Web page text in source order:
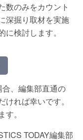
数のみをカウント
深掘り取材を実施
検討します。
、編集部直通の
れば幸いです。
。
TODAY編集部